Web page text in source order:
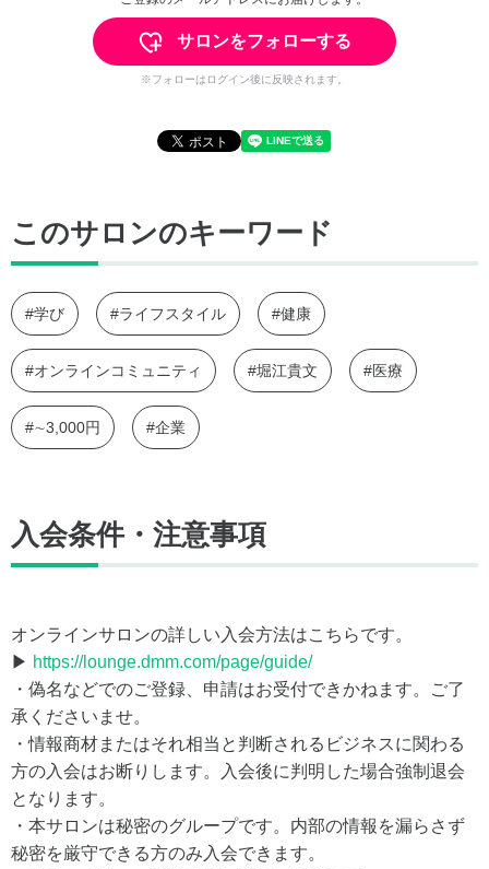
サロンをフォローする
※フォローはログイン後に反映されます。
このサロンのキーワード
#学び #ライフスタイル #健康
#オンラインコミュニティ #堀江貴文 #医療
#∼3,000円 #企業
入会条件・注意事項
オンラインサロンの詳しい入会方法はこちらです。
▶ https://lounge.dmm.com/page/guide/
・偽名などでのご登録、申請はお受付できかねます。ご了
承くださいませ。
・情報商材またはそれ相当と判断されるビジネスに関わる
方の入会はお断りします。入会後に判明した場合強制退会
となります。
・本サロンは秘密のグループです。内部の情報を漏らさず
秘密を厳守できる方のみ入会できます。